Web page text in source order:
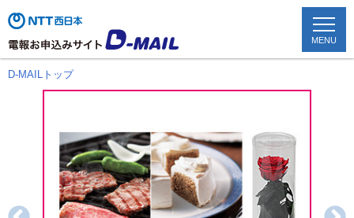
MENU
かんたん申込み
D-MAILトップ